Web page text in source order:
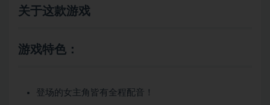
关于这款游戏
游戏特色：
登场的女主角皆有全程配音！